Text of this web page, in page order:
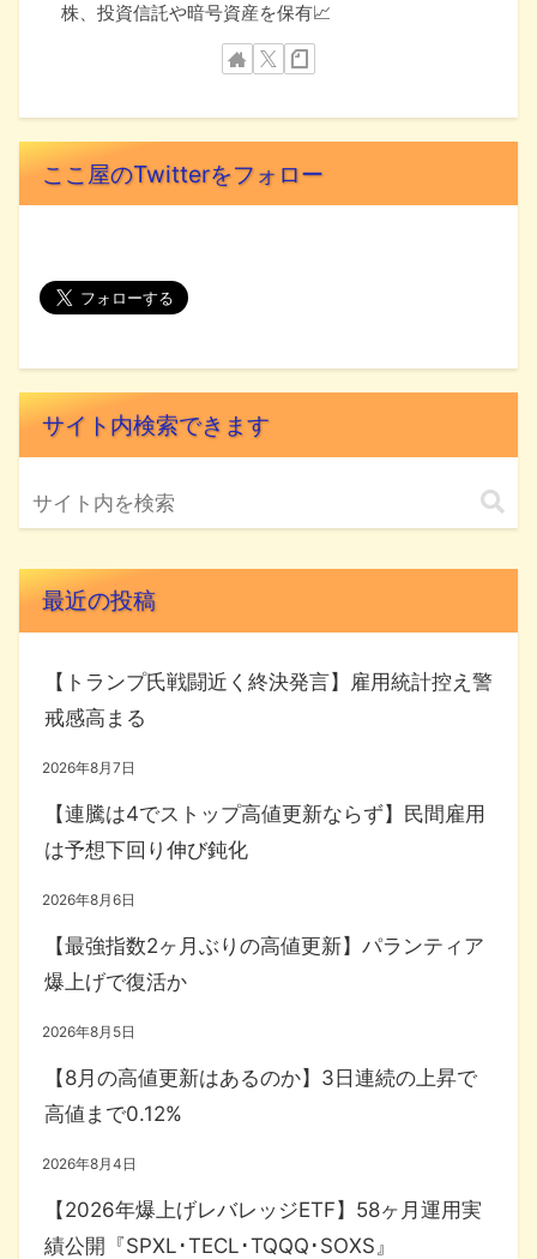
株、投資信託や暗号資産を保有📈
ここ屋のTwitterをフォロー
サイト内検索できます
最近の投稿
【トランプ氏戦闘近く終決発言】雇用統計控え警
戒感高まる
2026年8月7日
【連騰は4でストップ高値更新ならず】民間雇用
は予想下回り伸び鈍化
2026年8月6日
【最強指数2ヶ月ぶりの高値更新】パランティア
爆上げで復活か
2026年8月5日
【8月の高値更新はあるのか】3日連続の上昇で
高値まで0.12%
2026年8月4日
【2026年爆上げレバレッジETF】58ヶ月運用実
績公開『SPXL･TECL･TQQQ･SOXS』